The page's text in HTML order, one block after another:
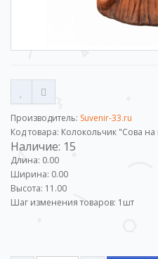
Производитель: Suvenir-33.ru
Код товара: Колокольчик "Сова на
Наличие: 15
Длина: 0.00
Ширина: 0.00
Высота: 11.00
Шаг изменения товаров: 1 шт